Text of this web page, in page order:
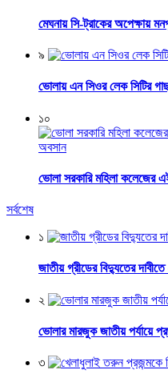
মেঘনায় সি-ট্রাকের অপেক্ষায়
৯
ভোলায় এন সিওর লেক সিটির
১০
ভোলা সরকারি মহিলা কলেজের
সর্বশেষ
১
জাতীয় গ্রীডের বিদ্যুতের
২
ভোলার মারজুক জাতীয় পর্যায়ে
৩